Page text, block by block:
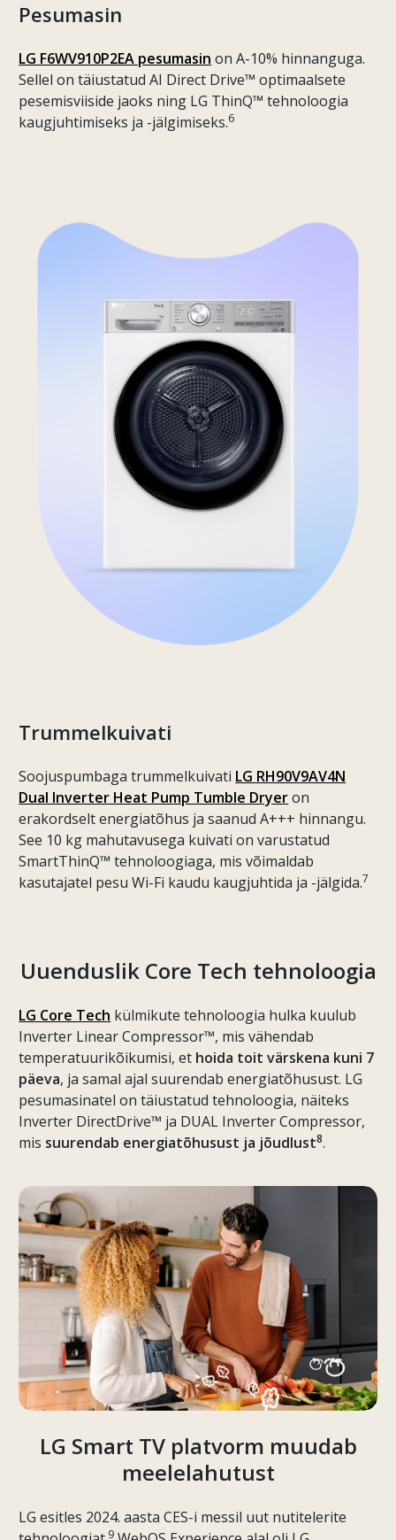
Pesumasin
LG F6WV910P2EA pesumasin on A-10% hinnanguga.
Sellel on täiustatud AI Direct Drive™ optimaalsete
pesemisviiside jaoks ning LG ThinQ™ tehnoloogia
kaugjuhtimiseks ja -jälgimiseks.6
Trummelkuivati
Soojuspumbaga trummelkuivati LG RH90V9AV4N
Dual Inverter Heat Pump Tumble Dryeron
erakordselt energiatõhus ja saanud A+++ hinnangu.
See 10 kg mahutavusega kuivati on varustatud
SmartThinQ™ tehnoloogiaga, mis võimaldab
kasutajatel pesu Wi-Fi kaudu kaugjuhtida ja -jälgida.7
Uuenduslik Core Tech tehnoloogia
LG Core Tech külmikute tehnoloogia hulka kuulub
Inverter Linear Compressor™, mis vähendab
temperatuurikõikumisi, et hoida toit värskena kuni 7
päeva, ja samal ajal suurendab energiatõhusust. LG
pesumasinatel on täiustatud tehnoloogia, näiteks
Inverter DirectDrive™ ja DUAL Inverter Compressor,
mis suurendab energiatõhusust ja jõudlust8.
LG Smart TV platvorm muudab
meelelahutust
LG esitles 2024. aasta CES-i messil uut nutitelerite
9